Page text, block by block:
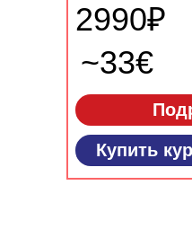
2990₽
Купить
~33€